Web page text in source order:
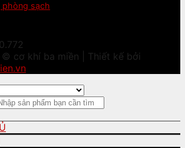
phòng sạch
© cơ khí ba miền | Thiết kế bởi